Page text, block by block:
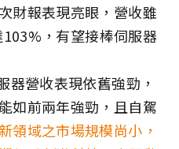
財報表現亮眼，營收雖
，有望接棒伺服器
器營收表現依舊強勁，
如前兩年強勁，且自駕
領域之市場規模尚小，